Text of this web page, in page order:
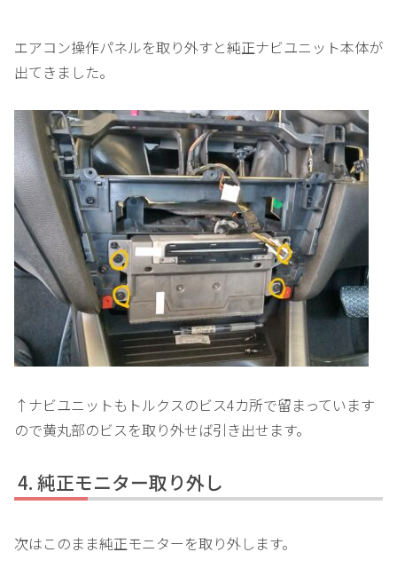
エアコン操作パネルを取り外すと純正ナビユニット本体が
出てきました。
↑ナビユニットもトルクスのビス4カ所で留まっています
ので黄丸部のビスを取り外せば引き出せます。
純正モニター取り外し
次はこのまま純正モニターを取り外します。